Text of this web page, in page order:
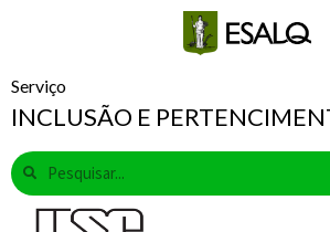
Serviço
INCLUSÃO E